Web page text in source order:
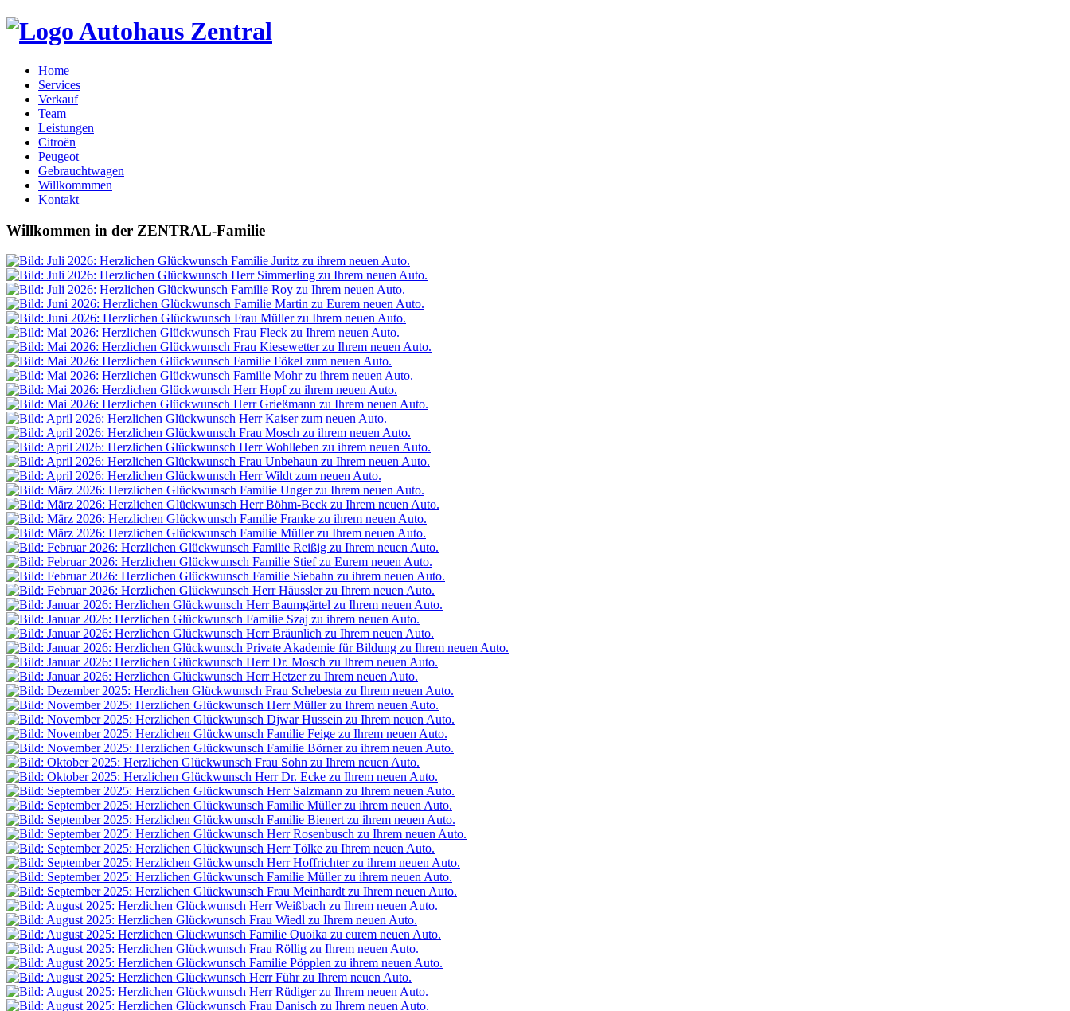
Home
Services
Verkauf
Team
Leistungen
Citroën
Peugeot
Gebrauchtwagen
Willkommmen
Kontakt
Willkommen in der ZENTRAL-Familie